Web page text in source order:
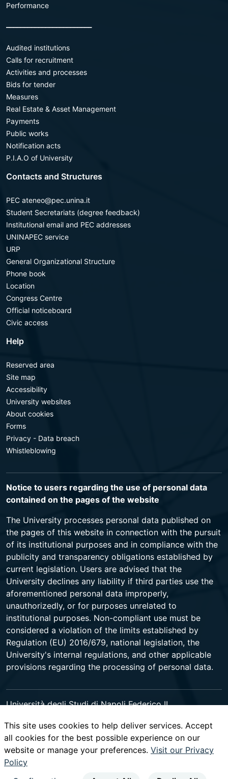
Performance
Audited institutions
Calls for recruitment
Activities and processes
Bids for tender
Measures
Real Estate & Asset Management
Payments
Public works
Notification acts
P.I.A.O of University
Contacts and Structures
PEC ateneo@pec.unina.it
Student Secretariats (degree feedback)
Institutional email and PEC addresses
UNINAPEC service
URP
General Organizational Structure
Phone book
Location
Congress Centre
Official noticeboard
Civic access
Help
Reserved area
Site map
Accessibility
University websites
About cookies
Forms
Privacy - Data breach
Whistleblowing
Notice to users regarding the use of personal data
contained on the pages of the website
The University processes personal data published on
the pages of this website in connection with the pursuit
of its institutional purposes and in compliance with the
publicity and transparency obligations established by
current legislation. Users are advised that the
University declines any liability if third parties use the
aforementioned personal data improperly,
unauthorizedly, or for purposes unrelated to
institutional purposes. Non-compliant use must be
considered a violation of the limits established by
Regulation (EU) 2016/679, national legislation, the
University's internal regulations, and other applicable
provisions regarding the processing of personal data.
Università degli Studi di Napoli Federico II
081 2531111 -www.contactcenter.unina.it- C.F.
00876220633 - PEC ateneo@pec.unina.it
This site uses cookies to help deliver services. Accept
all cookies for the best possible experience on our
website or manage your preferences. Visit our Privacy
Policy